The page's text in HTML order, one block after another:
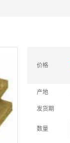
价格
产地
发货期
数量